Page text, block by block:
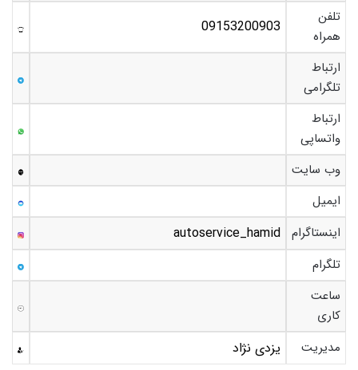
تلفن
همراه
09153200903
ارتباط
تلگرامی
ارتباط
واتساپی
وب سایت
ایمیل
اینستاگرام autoservice_hamid
تلگرام
ساعت
کاری
مدیریت
یزدی نژاد